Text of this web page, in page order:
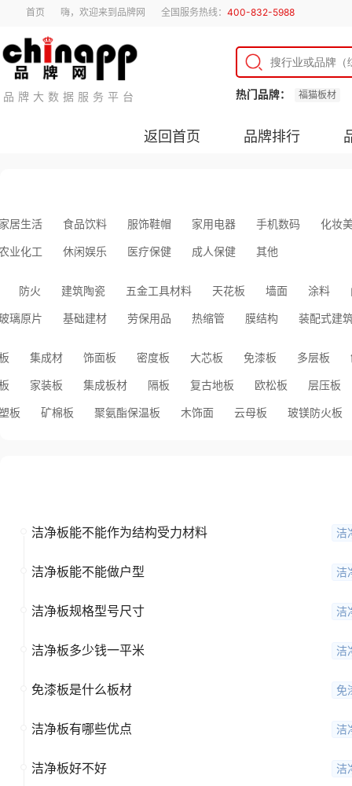
首页 嗨，欢迎来到品牌网 全国服务热线： 400-832-5988
品牌大数据服务平台 热门品牌： 福猫板材
返回首页 品牌排行
洁净板能不能作为结构受力材料 洁
洁净板能不能做户型 洁
洁净板规格型号尺寸 洁
洁净板多少钱一平米 洁
免漆板是什么板材 免
洁净板有哪些优点 洁
洁净板好不好 洁
居生活 食品饮料 服饰鞋帽 家用电器 手机数码 化妆
业化工 休闲娱乐 医疗保健 成人保健 其他
防火 建筑陶瓷 五金工具材料 天花板 墙面 涂料
璃原片 基础建材 劳保用品 热缩管 膜结构 装配式建
集成材 饰面板 密度板 大芯板 免漆板 多层板
家装板 集成板材 隔板 复古地板 欧松板 层压板
板 矿棉板 聚氨酯保温板 木饰面 云母板 玻镁防火板